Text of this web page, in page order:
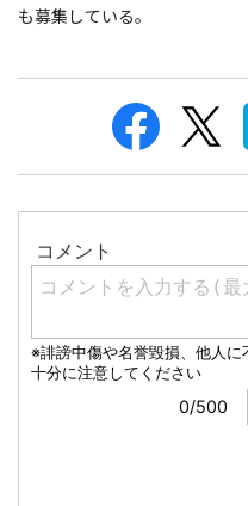
も募集している。